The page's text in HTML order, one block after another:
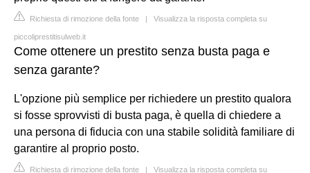
Richiesta di rimozione della fonte | Visualizza la risposta completa su
piccoliprestitisulweb.it
Come ottenere un prestito senza busta paga e
senza garante?
L'opzione più semplice per richiedere un prestito qualora
si fosse sprovvisti di busta paga, è quella di chiedere a
una persona di fiducia con una stabile solidità familiare di
garantire al proprio posto.
Richiesta di rimozione della fonte | Visualizza la risposta completa su